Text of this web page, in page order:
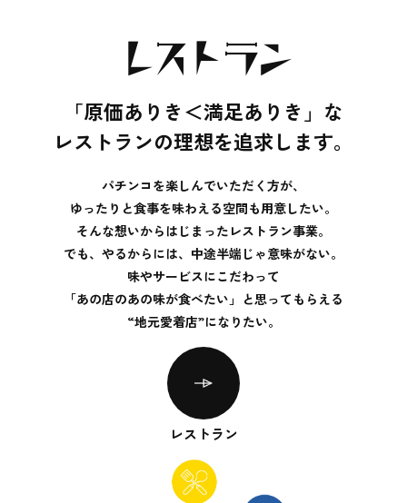
レストラン
「原価ありき＜満足ありき」な
レストランの理想を追求します。
パチンコを楽しんでいただく方が、
ゆったりと食事を味わえる空間も用意したい。
そんな想いからはじまったレストラン事業。
でも、やるからには、中途半端じゃ意味がない。
味やサービスにこだわって
「あの店のあの味が食べたい」と思ってもらえる
“地元愛着店”になりたい。
レストラン